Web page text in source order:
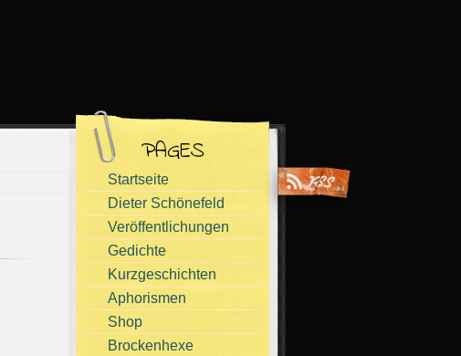
PAGES
Startseite
Dieter Schönefeld
Veröffentlichungen
Gedichte
Kurzgeschichten
Aphorismen
Shop
Brockenhexe